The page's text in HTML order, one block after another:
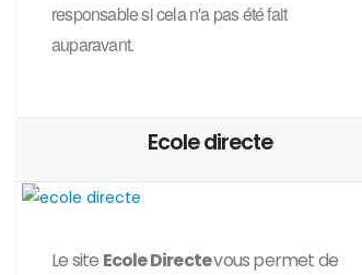
responsable si cela n'a pas été fait
auparavant.
Ecole directe
Le site Ecole Directevous permet de